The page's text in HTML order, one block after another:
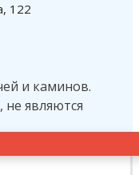
122
и каминов.
являются